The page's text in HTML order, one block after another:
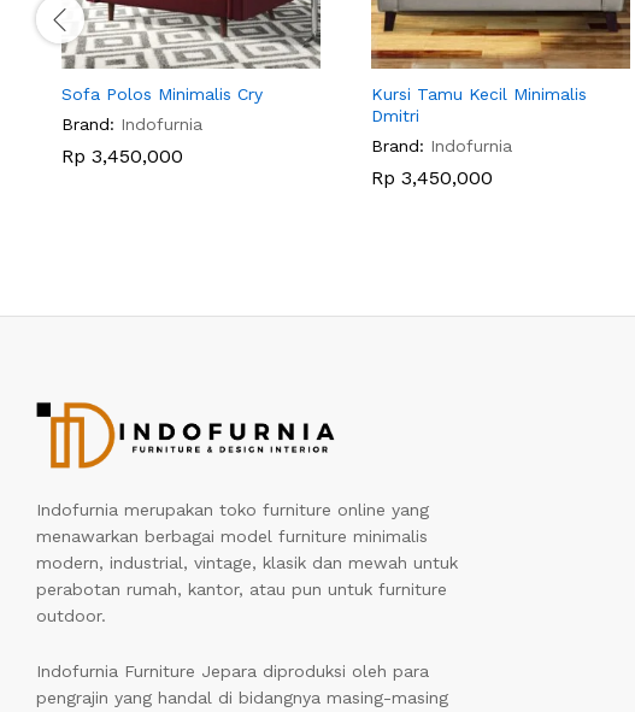
Sofa Polos Minimalis Cry
Brand: Indofurnia
Rp 3,450,000
Kursi Tamu Kecil Minimalis
Dmitri
Brand: Indofurnia
Rp 3,450,000
Indofurnia merupakan toko furniture online yang
menawarkan berbagai model furniture minimalis
modern, industrial, vintage, klasik dan mewah untuk
perabotan rumah, kantor, atau pun untuk furniture
outdoor.
Indofurnia Furniture Jepara diproduksi oleh para
pengrajin yang handal di bidangnya masing-masing